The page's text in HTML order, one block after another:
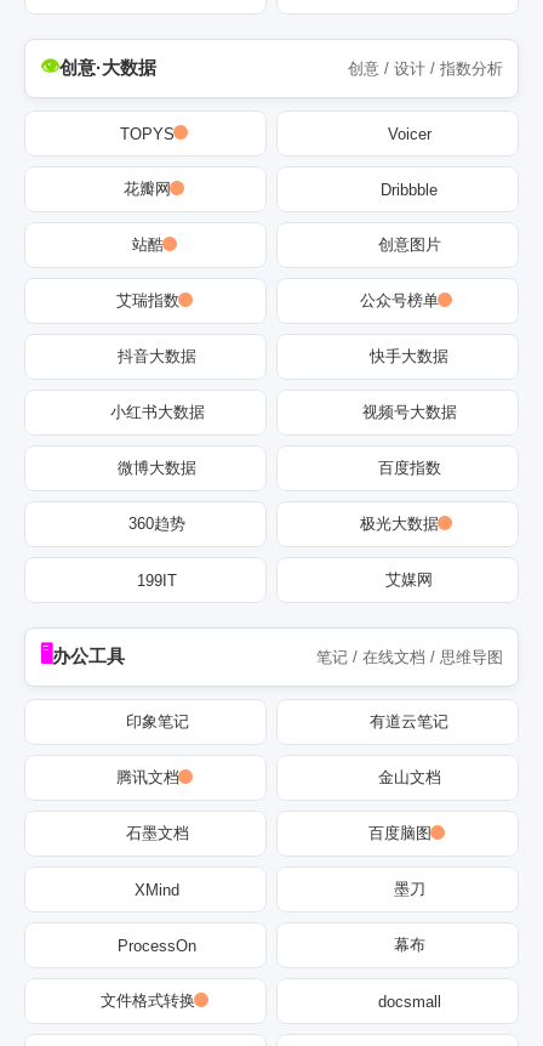
创意·大数据 创意 / 设计 / 指数分析
TOPYS Voicer
花瓣网 Dribbble
站酷 创意图片
艾瑞指数 公众号榜单
抖音大数据 快手大数据
小红书大数据 视频号大数据
微博大数据 百度指数
360趋势 极光大数据
199IT 艾媒网
办公工具 笔记 / 在线文档 / 思维导图
印象笔记 有道云笔记
腾讯文档 金山文档
石墨文档 百度脑图
XMind 墨刀
ProcessOn 幕布
文件格式转换 docsmall